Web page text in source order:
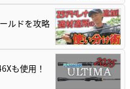
ルドを攻略
も使用！